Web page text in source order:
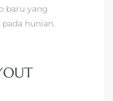
baru yang
hunian.